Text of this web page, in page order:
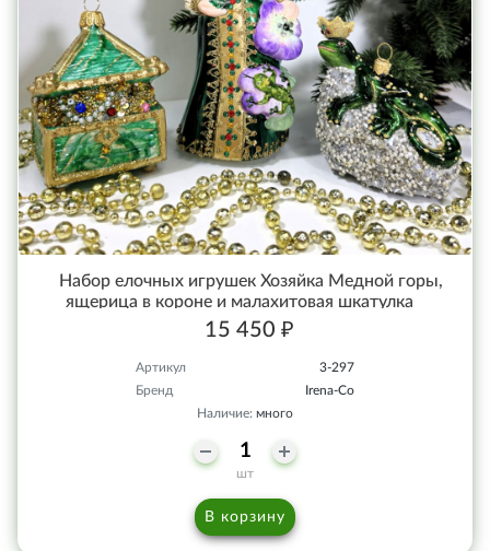
Набор елочных игрушек Хозяйка Медной горы,
ящерица в короне и малахитовая шкатулка
15 450 ₽
Артикул
3-297
Бренд
Irena-Co
Наличие: много
шт
В корзину